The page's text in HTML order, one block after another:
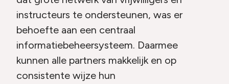
instructeurs te ondersteunen, was er
behoefte aan een centraal
informatiebeheersysteem. Daarmee
kunnen alle partners makkelijk en op
consistente wijze hun